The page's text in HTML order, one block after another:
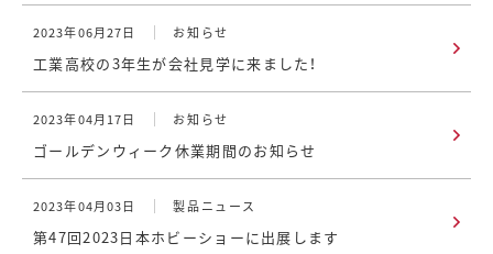
2023年06月27日 お知らせ
工業高校の3年生が会社見学に来ました！
2023年04月17日 お知らせ
ゴールデンウィーク休業期間のお知らせ
2023年04月03日 製品ニュース
第47回2023日本ホビーショーに出展します